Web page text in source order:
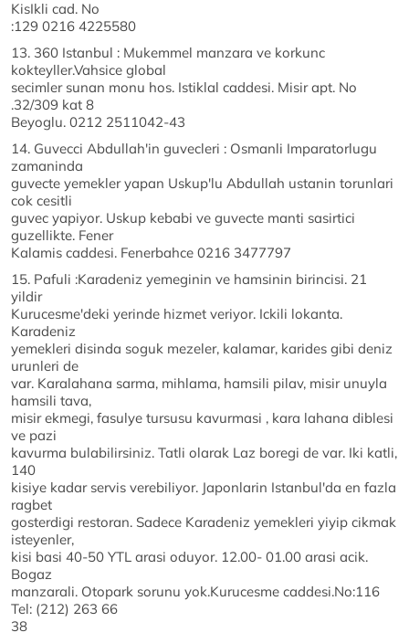
KisIkli cad. No
:129 0216 4225580
13. 360 Istanbul : Mukemmel manzara ve korkunc
kokteyller.Vahsice global
secimler sunan monu hos. Istiklal caddesi. Misir apt. No
.32/309 kat 8
Beyoglu. 0212 2511042-43
14. Guvecci Abdullah'in guvecleri : Osmanli Imparatorlugu
zamaninda
guvecte yemekler yapan Uskup'lu Abdullah ustanin torunlari
cok cesitli
guvec yapiyor. Uskup kebabi ve guvecte manti sasirtici
guzellikte. Fener
Kalamis caddesi. Fenerbahce 0216 3477797
15. Pafuli :Karadeniz yemeginin ve hamsinin birincisi. 21
yildir
Kurucesme'deki yerinde hizmet veriyor. Ickili lokanta.
Karadeniz
yemekleri disinda soguk mezeler, kalamar, karides gibi deniz
urunleri de
var. Karalahana sarma, mihlama, hamsili pilav, misir unuyla
hamsili tava,
misir ekmegi, fasulye tursusu kavurmasi , kara lahana diblesi
ve pazi
kavurma bulabilirsiniz. Tatli olarak Laz boregi de var. Iki katli,
140
kisiye kadar servis verebiliyor. Japonlarin Istanbul'da en fazla
ragbet
gosterdigi restoran. Sadece Karadeniz yemekleri yiyip cikmak
isteyenler,
kisi basi 40-50 YTL arasi oduyor. 12.00- 01.00 arasi acik.
Bogaz
manzarali. Otopark sorunu yok.Kurucesme caddesi.No:116
Tel: (212) 263 66
38